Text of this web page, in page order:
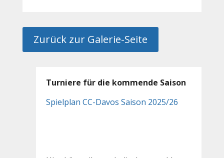
Zurück zur Galerie-Seite
Turniere für die kommende Saison
Spielplan CC-Davos Saison 2025/26